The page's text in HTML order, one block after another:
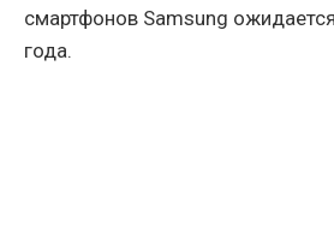
смартфонов Samsung
года.